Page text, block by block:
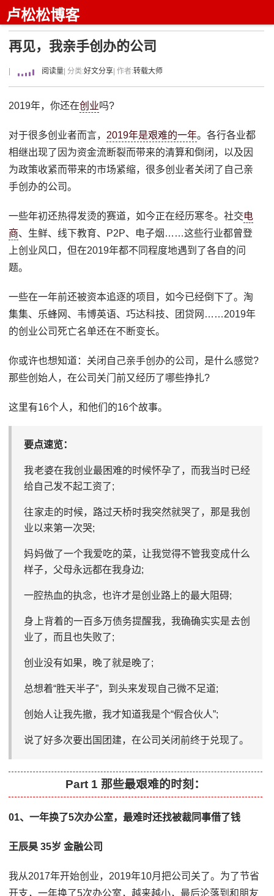
卢松松博客
再见，我亲手创办的公司
阅读量 | 分类:好文分享 | 作者:转载大师
2019年，你还在创业吗?
对于很多创业者而言， 2019年是艰难的一年。各行各业都
相继出现了因为资金流断裂而带来的清算和倒闭，以及因
为政策收紧而带来的市场紧缩，很多创业者关闭了自己亲
手创办的公司。
一些年初还热得发烫的赛道，如今正在经历寒冬。社交电
商、生鲜、线下教育、P2P、电子烟……这些行业都曾登
上创业风口，但在2019年都不同程度地遇到了各自的问
题。
一些在一年前还被资本追逐的项目，如今已经倒下了。淘
集集、乐蜂网、韦博英语、巧达科技、团贷网……2019年
的创业公司死亡名单还在不断变长。
你或许也想知道：关闭自己亲手创办的公司，是什么感觉?
那些创始人，在公司关门前又经历了哪些挣扎?
这里有16个人，和他们的16个故事。
要点速览：
我老婆在我创业最困难的时候怀孕了，而我当时已经
给自己发不起工资了;
往家走的时候，路过天桥时我突然就哭了，那是我创
业以来第一次哭;
妈妈做了一个我爱吃的菜，让我觉得不管我变成什么
样子，父母永远都在我身边;
一腔热血的执念，也许才是创业路上的最大阻碍;
身上背着的一百多万债务提醒我，我确确实实是去创
业了，而且也失败了;
创业没有如果，晚了就是晚了;
总想着“胜天半子”，到头来发现自己微不足道;
创始人让我先撤，我才知道我是个“假合伙人”;
说了好多次要出国团建，在公司关闭前终于兑现了。
Part 1 那些最艰难的时刻：
01、一年换了5次办公室，最难时还找被裁同事借了钱
王辰昊 35岁 金融公司
我从2017年开始创业，2019年10月把公司关了。为了节省
开支，一年换了5次办公室，越来越小，最后沦落到和朋友